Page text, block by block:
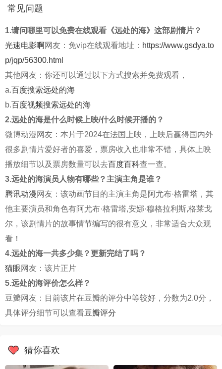
常见问题
1.请问哪里可以免费在线观看《远处的海》这部剧情片？
光速电影啊网友：免vip在线观看地址： https://www.gsdya.to
p/jqp/56300.html
其他网友：你还可以通过以下方式搜索并免费观看，
a.百度搜索远处的海
b.百度视频搜索远处的海
2.远处的海是什么时候上映/什么时候开播的？
微博动漫网友：本片于2024在法国上映，上映后赢得国内外
很多剧情片爱好者的喜爱，票房收入也非常不错，具体上映
播放细节以及票房数量可以去百度百科查一查。
3.远处的海演员人物有哪些？主演主角是谁？
腾讯动漫网友：该动画节目的主演主角是阿尤布·格雷塔，其
他主要演员和角色有阿尤布·格雷塔,安娜·穆格拉利斯,格莱戈
尔，该剧情片的故事情节编写的很有意义，非常适合大众观
看！
4.远处的海一共多少集？更新完结了吗？
猫眼网友：该片正片
5.远处的海评价怎么样？
豆瓣网友：目前该片在豆瓣的评分中等较好，分数为2.0分，
具体评分细节可以查看豆瓣评分
猜你喜欢